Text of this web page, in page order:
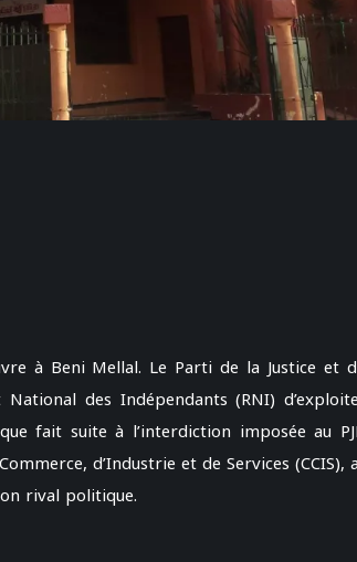
à Beni Mellal. Le Parti de la Justice et
des Indépendants (RNI)
fait suite à l’interdiction imposée au
d’Industrie et de Services (CCIS),
rival politique.